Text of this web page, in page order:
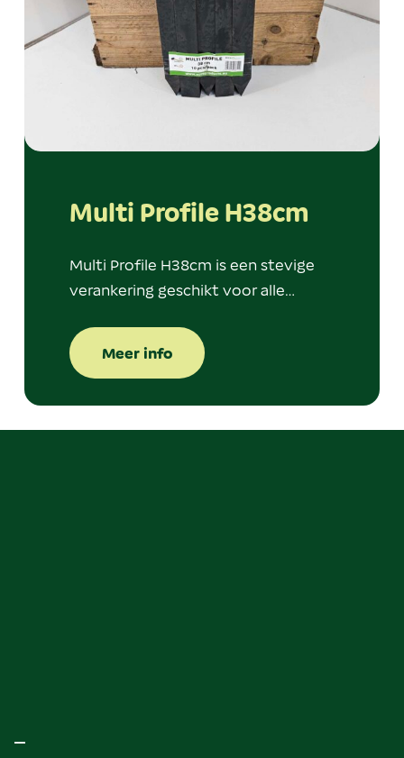
Multi Profile H38cm
Multi Profile H38cm is een stevige
verankering geschikt voor alle…
Meer info